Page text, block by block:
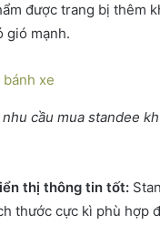
được trang bị thêm
gió mạnh.
cầu mua standee
thị thông tin tốt:
thước cực kì phù hợp